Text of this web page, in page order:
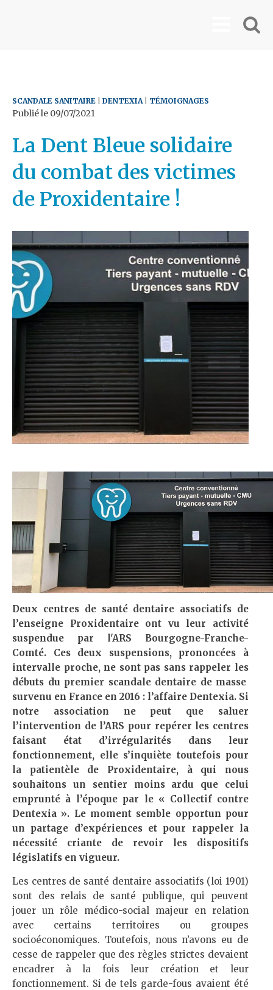
SCANDALE SANITAIRE DENTEXIA| TÉMOIGNAGES
Publié le 09/07/2021
La Dent Bleue solidaire
du combat des victimes
de Proxidentaire !
Deux centres de santé dentaire associatifs de
l’enseigne Proxidentaire ont vu leur activité
suspendue par l'ARS Bourgogne-Franche-
Comté. Ces deux suspensions, prononcées à
intervalle proche, ne sont pas sans rappeler les
débuts du premier scandale dentaire de masse
survenu en France en 2016 : l’affaire Dentexia. Si
notre association ne peut que saluer
l’intervention de l’ARS pour repérer les centres
faisant état d’irrégularités dans leur
fonctionnement, elle s’inquiète toutefois pour
la patientèle de Proxidentaire, à qui nous
souhaitons un sentier moins ardu que celui
emprunté à l’époque par le « Collectif contre
Dentexia ». Le moment semble opportun pour
un partage d’expériences et pour rappeler la
nécessité criante de revoir les dispositifs
législatifs en vigueur.
Les centres de santé dentaire associatifs (loi 1901)
sont des relais de santé publique, qui peuvent
jouer un rôle médico-social majeur en relation
avec certains territoires ou groupes
socioéconomiques. Toutefois, nous n’avons eu de
cesse de rappeler que des règles strictes devaient
encadrer à la fois leur création et leur
fonctionnement. Si de tels garde-fous avaient été